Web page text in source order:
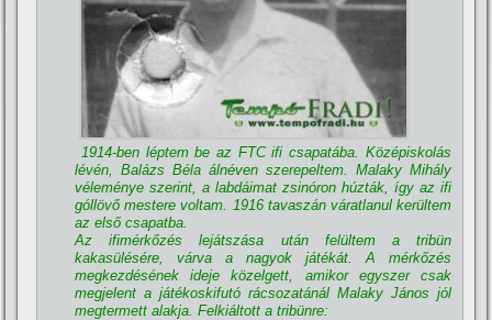
1914-ben léptem be az FTC ifi csapatába. Középiskolás
lévén, Balázs Béla álnéven szerepeltem. Malaky Mihály
véleménye szerint, a labdáimat zsinóron húzták, í­gy az ifi
góllövő mestere voltam. 1916 tavaszán váratlanul kerültem
az első csapatba.
Az ifimérkőzés lejátszása után felültem a tribün
kakasülésére, várva a nagyok játékát. A mérkőzés
megkezdésének ideje közelgett, amikor egyszer csak
megjelent a játékoskifutó rácsozatánál Malaky János jól
megtermett alakja. Felkiáltott a tribünre: